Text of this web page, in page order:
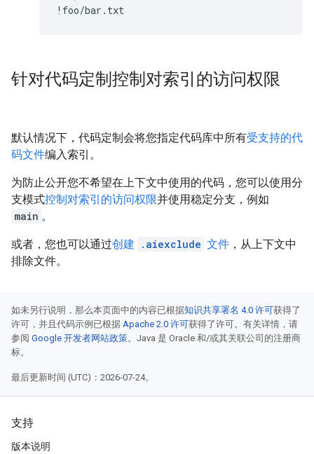
针对代码定制控制对索引的访问权限
默认情况下，代码定制会将您指定代码库中所有受支持的代
码文件编入索引。
为防止公开您不希望在上下文中使用的代码，您可以使用分
支模式控制对索引的访问权限并使用稳定分支，例如
main 。
或者，您也可以通过创建 .aiexclude 文件 ，从上下文中
排除文件。
如未另行说明，那么本页面中的内容已根据知识共享署名 4.0 许可获得了
许可，并且代码示例已根据 Apache 2.0 许可获得了许可。有关详情，请
参阅 Google 开发者网站政策。Java 是 Oracle 和/或其关联公司的注册商
标。
最后更新时间 (UTC)：2026-07-24。
支持
版本说明